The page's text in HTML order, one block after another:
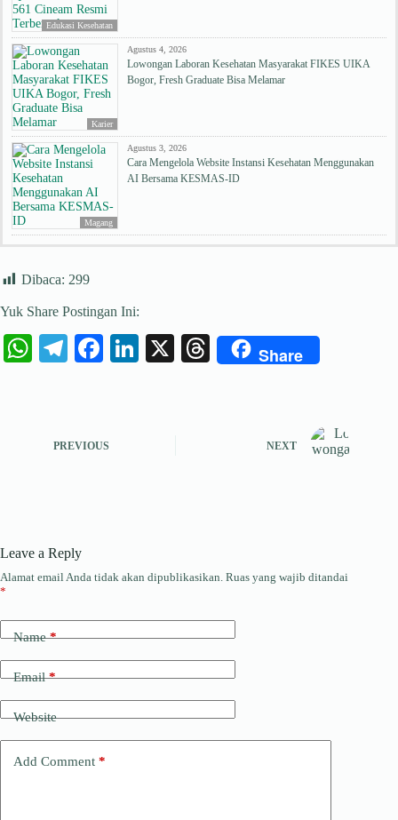
Edukasi Kesehatan
Karier
Agustus 4, 2026
Lowongan Laboran Kesehatan Masyarakat FIKES UIKA
Bogor, Fresh Graduate Bisa Melamar
Magang
Agustus 3, 2026
Cara Mengelola Website Instansi Kesehatan Menggunakan
AI Bersama KESMAS-ID
Dibaca: 299
Yuk Share Postingan Ini:
W
Te
a
Fa
ok
Li
X
T
Share
PREVIOUS NEXT
Leave a Reply
Alamat email Anda tidak akan dipublikasikan. Ruas yang wajib ditandai
*
Name*
Email*
Website
Add Comment *